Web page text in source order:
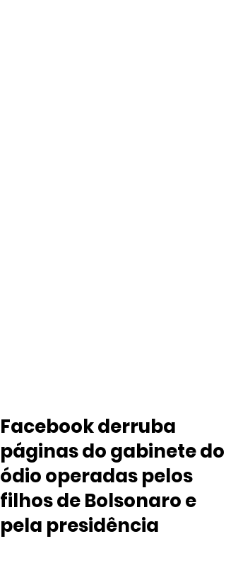
Facebook derruba
páginas do gabinete do
ódio operadas pelos
filhos de Bolsonaro e
pela presidência